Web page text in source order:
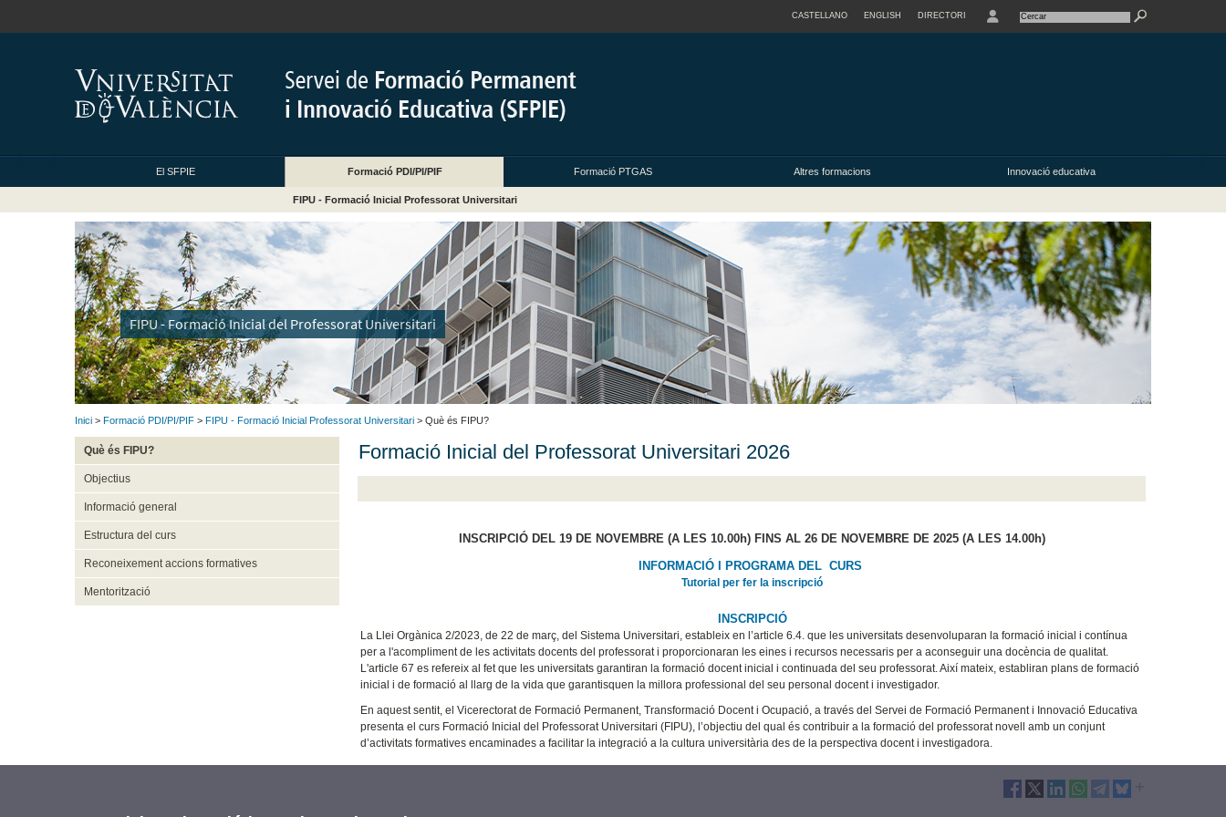
CASTELLANO ENGLISH DIRECTORI
El SFPIE Formació PDI/PI/PIF Formació PTGAS Altres formacions Innovació educativa
FIPU - Formació Inicial Professorat Universitari
FIPU - Formació Inicial del Professorat Universitari
Inici > Formació PDI/PI/PIF > FIPU - Formació Inicial Professorat Universitari > Què és FIPU?
Què és FIPU?
Objectius
Informació general
Estructura del curs
Reconeixement accions formatives
Mentorització
Formació Inicial del Professorat Universitari 2026
INSCRIPCIÓ DEL 19 DE NOVEMBRE (A LES 10.00h) FINS AL 26 DE NOVEMBRE DE 2025 (A LES 14.00h)
INFORMACIÓ IPROGRAMA DEL CURS
Tutorial per fer la inscripció
INSCRIPCIÓ
La Llei Orgànica 2/2023, de 22 de març, del Sistema Universitari, estableix en l’article 6.4. que les universitats desenvoluparan la formació inicial i contínua
per a l'acompliment de les activitats docents del professorat i proporcionaran les eines i recursos necessaris per a aconseguir una docència de qualitat.
L'article 67 es refereix al fet que les universitats garantiran la formació docent inicial i continuada del seu professorat. Així mateix, establiran plans de formació
inicial i de formació al llarg de la vida que garantisquen la millora professional del seu personal docent i investigador.
En aquest sentit, el Vicerectorat de Formació Permanent, Transformació Docent i Ocupació, a través del Servei de Formació Permanent i Innovació Educativa
presenta el curs Formació Inicial del Professorat Universitari (FIPU), l’objectiu del qual és contribuir a la formació del professorat novell amb un conjunt
d’activitats formatives encaminades a facilitar la integració a la cultura universitària des de la perspectiva docent i investigadora.